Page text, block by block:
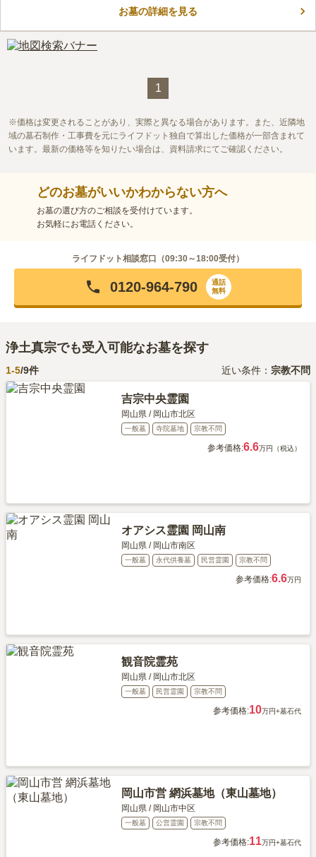
も安心してお墓参りができます。駅とバス停からはやや距離があ
に限られていますので、浄土真宗本願寺派の方が利用できます。
口コミ評価
お墓の詳細を見る
1
価格は変更されることがあり、実際と異なる場合があります。また、近隣地
域の墓石制作・工事費を元にライフドット独自で算出した価格が一部含まれて
います。最新の価格等を知りたい場合は、資料請求にてご確認ください。
どのお墓がいいかわからない方へ
お墓の選び方のご相談を受付けています。
お気軽にお電話ください。
ライフドット相談窓口（09:30～18:00受付）
0120-964-790
通話
無料
浄土真宗でも受入可能なお墓を探す
1-5/9件 近い条件： 宗教不問
吉宗中央霊園
岡山県/ 岡山市北区
一般墓 寺院墓地 宗教不問
参考価格:6.6万円（税込）
オアシス霊園 岡山南
岡山県/ 岡山市南区
一般墓 永代供養墓 民営霊園 宗教不問
参考価格:6.6万円
観音院霊苑
岡山県/ 岡山市北区
一般墓 民営霊園 宗教不問
参考価格:10万円+墓石代
岡山市営 網浜墓地（東山墓地）
岡山県/ 岡山市中区
一般墓 公営霊園 宗教不問
参考価格:11万円+墓石代